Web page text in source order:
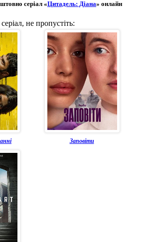
серіал «Цитадель: Діана» онлайн
не пропустіть:
Заповіти